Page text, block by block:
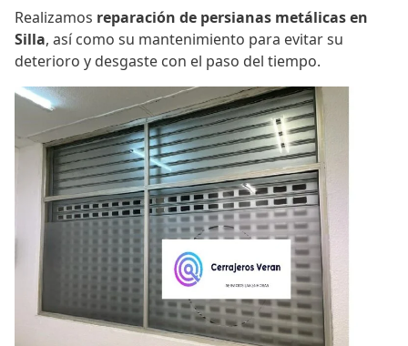
Realizamos reparación de persianas metálicas en
Silla, así como su mantenimiento para evitar su
deterioro y desgaste con el paso del tiempo.